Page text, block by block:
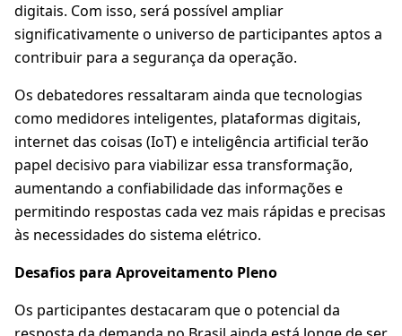
digitais. Com isso, será possível ampliar
significativamente o universo de participantes aptos a
contribuir para a segurança da operação.
Os debatedores ressaltaram ainda que tecnologias
como medidores inteligentes, plataformas digitais,
internet das coisas (IoT) e inteligência artificial terão
papel decisivo para viabilizar essa transformação,
aumentando a confiabilidade das informações e
permitindo respostas cada vez mais rápidas e precisas
às necessidades do sistema elétrico.
Desafios para Aproveitamento Pleno
Os participantes destacaram que o potencial da